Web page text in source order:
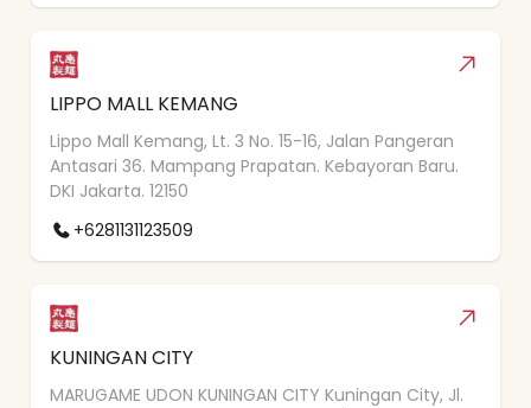
LIPPO MALL KEMANG
Lippo Mall Kemang, Lt. 3 No. 15-16, Jalan Pangeran
Antasari 36. Mampang Prapatan. Kebayoran Baru.
DKI Jakarta. 12150
+6281131123509
KUNINGAN CITY
MARUGAME UDON KUNINGAN CITY Kuningan City, Jl.